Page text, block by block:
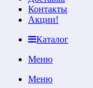
Контакты
Акции!
Каталог
Меню
Меню